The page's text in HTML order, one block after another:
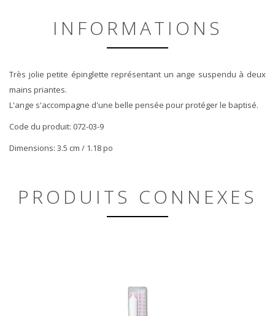
INFORMATIONS
Très jolie petite épinglette représentant un ange suspendu à deux
mains priantes.
L'ange s'accompagne d'une belle pensée pour protéger le baptisé.
Code du produit: 072-03-9
Dimensions: 3.5 cm / 1.18 po
PRODUITS CONNEXES